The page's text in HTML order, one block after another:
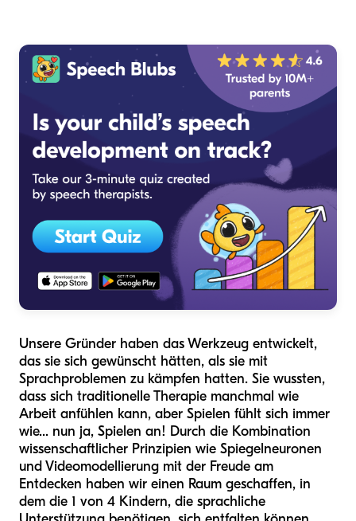
Unsere Gründer haben das Werkzeug entwickelt,
das sie sich gewünscht hätten, als sie mit
Sprachproblemen zu kämpfen hatten. Sie wussten,
dass sich traditionelle Therapie manchmal wie
Arbeit anfühlen kann, aber Spielen fühlt sich immer
wie... nun ja, Spielen an! Durch die Kombination
wissenschaftlicher Prinzipien wie Spiegelneuronen
und Videomodellierung mit der Freude am
Entdecken haben wir einen Raum geschaffen, in
dem die 1 von 4 Kindern, die sprachliche